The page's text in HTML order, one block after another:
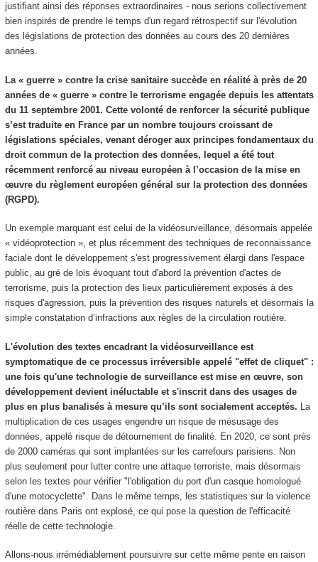
justifiant ainsi des réponses extraordinaires - nous serions collectivement
bien inspirés de prendre le temps d'un regard rétrospectif sur l'évolution
des législations de protection des données au cours des 20 dernières
années.
La « guerre » contre la crise sanitaire succède en réalité à près de 20
années de « guerre » contre le terrorisme engagée depuis les attentats
du 11 septembre 2001. Cette volonté de renforcer la sécurité publique
s’est traduite en France par un nombre toujours croissant de
législations spéciales, venant déroger aux principes fondamentaux du
droit commun de la protection des données, lequel a été tout
récemment renforcé au niveau européen à l’occasion de la mise en
œuvre du règlement européen général sur la protection des données
(RGPD).
Un exemple marquant est celui de la vidéosurveillance, désormais appelée
« vidéoprotection », et plus récemment des techniques de reconnaissance
faciale dont le développement s'est progressivement élargi dans l'espace
public, au gré de lois évoquant tout d'abord la prévention d'actes de
terrorisme, puis la protection des lieux particulièrement exposés à des
risques d'agression, puis la prévention des risques naturels et désormais la
simple constatation d’infractions aux règles de la circulation routière.
L'évolution des textes encadrant la vidéosurveillance est
symptomatique de ce processus irréversible appelé "effet de cliquet" :
une fois qu'une technologie de surveillance est mise en œuvre, son
développement devient inéluctable et s'inscrit dans des usages de
plus en plus banalisés à mesure qu’ils sont socialement acceptés. La
multiplication de ces usages engendre un risque de mésusage des
données, appelé risque de détournement de finalité. En 2020, ce sont près
de 2000 caméras qui sont implantées sur les carrefours parisiens. Non
plus seulement pour lutter contre une attaque terroriste, mais désormais
selon les textes pour vérifier "l'obligation du port d'un casque homologué
d'une motocyclette". Dans le même temps, les statistiques sur la violence
routière dans Paris ont explosé, ce qui pose la question de l'efficacité
réelle de cette technologie.
Allons-nous irrémédiablement poursuivre sur cette même pente en raison